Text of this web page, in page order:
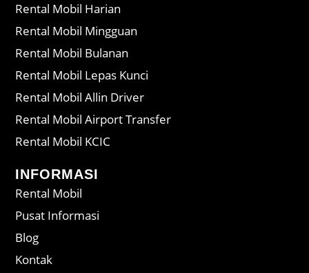
Rental Mobil Harian
Rental Mobil Mingguan
Rental Mobil Bulanan
Rental Mobil Lepas Kunci
Rental Mobil Allin Driver
Rental Mobil Airport Transfer
Rental Mobil KCIC
INFORMASI
Rental Mobil
Pusat Informasi
Blog
Kontak